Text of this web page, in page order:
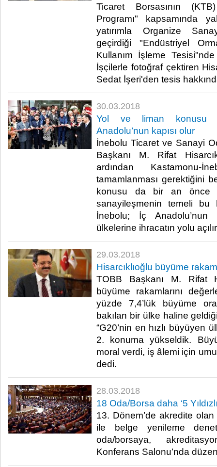
Ticaret Borsasının
Programı" kapsamında
yatırımla Organize
geçirdiği "Endüstriyel
Kullanım İşleme
İşçilerle fotoğraf çektiren
Sedat İşeri'den tesis
30.03.2018
Yol ve liman konusu
Anadolu’nun kapısı olur
İnebolu Ticaret ve Sanayi
Başkanı M. Rifat
ardından Kastamonu-
tamamlanması gerektiğini
konusu da bir an önce
sanayileşmenin temeli
İnebolu; İç Anadolu’nun
ülkelerine ihracatın yolu
29.03.2018
Hisarcıklıoğlu büyüme
TOBB Başkanı M. Rifat
büyüme rakamlarını
yüzde 7,4’lük büyüme
bakılan bir ülke haline
“G20’nin en hızlı büyüyen
2. konuma yükseldik.
moral verdi, iş âlemi için
dedi. ​
28.03.2018
18 Oda/Borsa daha ‘5
13. Dönem’de akredite
ile belge yenileme
oda/borsaya,
Konferans Salonu’nda